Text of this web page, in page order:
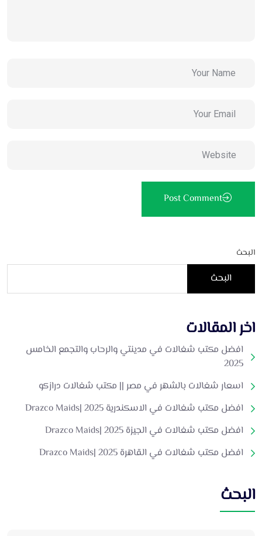
Post Comment
البحث
البحث
اخر المقالات
افضل مكتب شغالات في مدينتي والرحاب والتجمع الخامس
2025
اسعار شغالات بالشهر في مصر || مكتب شغالات درازكو
افضل مكتب شغالات في الاسكندرية 2025 |Drazco Maids
افضل مكتب شغالات في الجيزة 2025 |Drazco Maids
افضل مكتب شغالات في القاهرة 2025 |Drazco Maids
البحث